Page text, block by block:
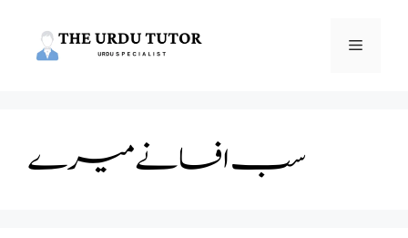
Menu
سب افسانے میرے